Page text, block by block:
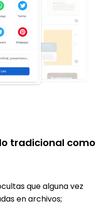
tradicional como
que alguna vez
en archivos;